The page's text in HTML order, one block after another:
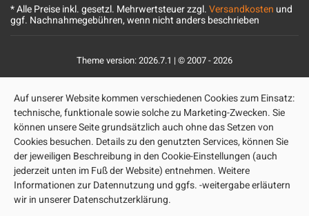
* Alle Preise inkl. gesetzl. Mehrwertsteuer zzgl.Versandkosten und
ggf. Nachnahmegebühren, wenn nicht anders beschrieben
Theme version: 2026.7.1 | © 2007 - 2026
Auf unserer Website kommen verschiedenen Cookies zum Einsatz:
technische, funktionale sowie solche zu Marketing-Zwecken. Sie
können unsere Seite grundsätzlich auch ohne das Setzen von
Cookies besuchen. Details zu den genutzten Services, können Sie
der jeweiligen Beschreibung in den Cookie-Einstellungen (auch
jederzeit unten im Fuß der Website) entnehmen. Weitere
Informationen zur Datennutzung und ggfs. -weitergabe erläutern
wir in unserer Datenschutzerklärung.